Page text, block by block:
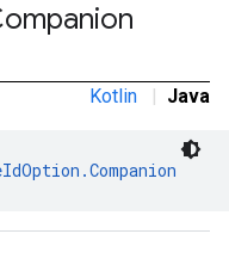
Kotlin | Java